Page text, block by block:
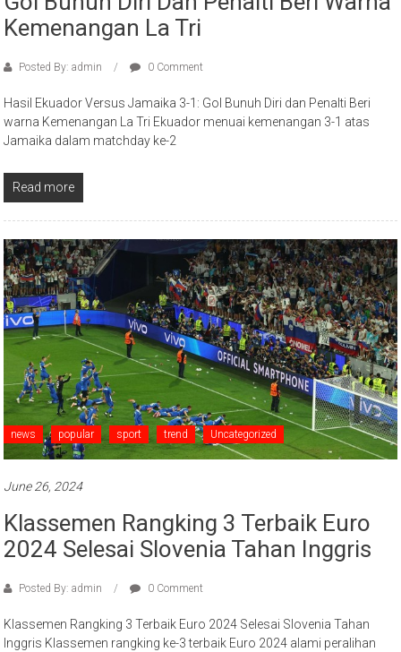
Kemenangan La Tri
Posted By: admin 0 Comment
Hasil Ekuador Versus Jamaika 3-1: Gol Bunuh Diri dan Penalti Beri
warna Kemenangan La Tri Ekuador menuai kemenangan 3-1 atas
Jamaika dalam matchday ke-2
Read more
news popular sport trend Uncategorized
June 26, 2024
Klassemen Rangking 3 Terbaik Euro
2024 Selesai Slovenia Tahan Inggris
Posted By: admin 0 Comment
Klassemen Rangking 3 Terbaik Euro 2024 Selesai Slovenia Tahan
Inggris Klassemen rangking ke-3 terbaik Euro 2024 alami peralihan